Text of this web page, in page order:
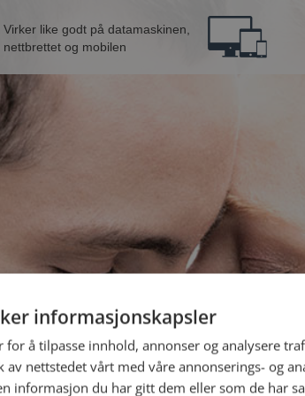
Virker like godt på datamaskinen,
nettbrettet og mobilen
Bjørnafjorden
Jeg er
informasjonskapsler
å tilpasse innhold, annonser og analysere
nettstedet vårt med våre annonserings- og
informasjon du har gitt dem eller som de har